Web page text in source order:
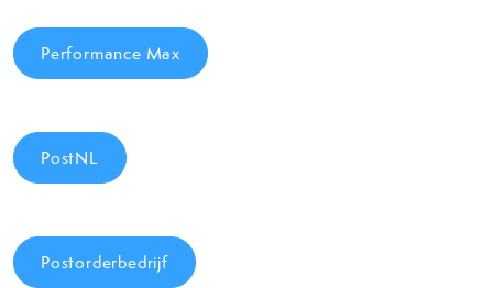
Performance Max
PostNL
Postorderbedrijf